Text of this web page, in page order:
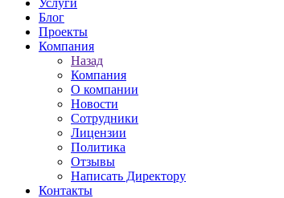
Услуги
Блог
Проекты
Компания
Назад
Компания
О компании
Новости
Сотрудники
Лицензии
Политика
Отзывы
Написать Директору
Контакты